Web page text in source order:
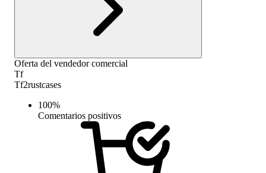
Oferta del vendedor comercial
Tf
Tf2rustcases
100%
Comentarios positivos